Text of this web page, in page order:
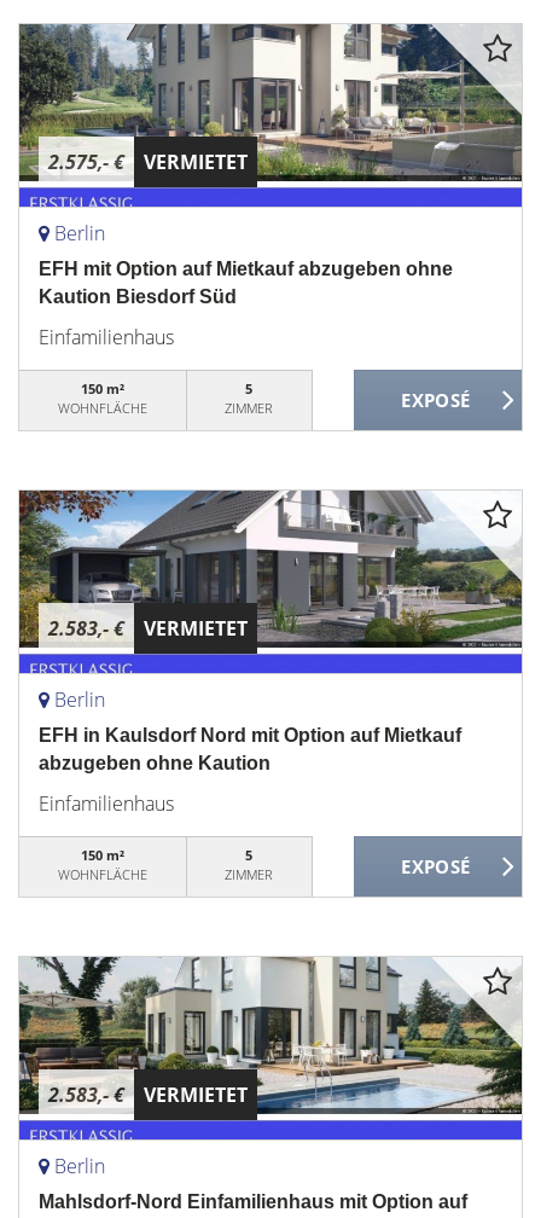
2.575,- € VERMIETET
Berlin
EFH mit Option auf Mietkauf abzugeben ohne
Kaution Biesdorf Süd
Einfamilienhaus
150 m²
WOHNFLÄCHE
5
ZIMMER
2.583,- € VERMIETET
Berlin
EFH in Kaulsdorf Nord mit Option auf Mietkauf
abzugeben ohne Kaution
Einfamilienhaus
150 m²
WOHNFLÄCHE
5
ZIMMER
2.583,- € VERMIETET
Berlin
Mahlsdorf-Nord Einfamilienhaus mit Option auf